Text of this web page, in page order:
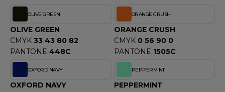
CLOTHING
DENIM
OLIVE GREEN
OLIVE GREEN
CMYK 33 43 80 82
PANTONE 448C
ORANGE CRUSH
ORANGE CRUSH
CMYK 0 56 90 0
PANTONE 1505C
OXFORD NAVY
OXFORD NAVY
PEPPERMINT
PEPPERMINT